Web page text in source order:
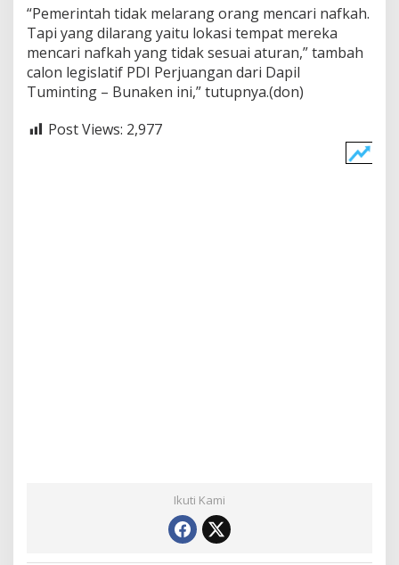
“Pemerintah tidak melarang orang mencari nafkah.
Tapi yang dilarang yaitu lokasi tempat mereka
mencari nafkah yang tidak sesuai aturan,” tambah
calon legislatif PDI Perjuangan dari Dapil
Tuminting – Bunaken ini,” tutupnya.(don)
Post Views: 2,977
Ikuti Kami